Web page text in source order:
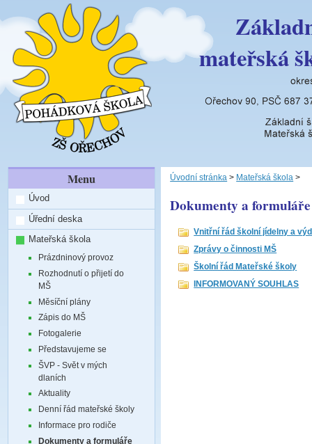
mateřská
Menu
Úvod
Úřední deska
Mateřská škola
Prázdninový provoz
Rozhodnutí o přijetí do
MŠ
Měsíční plány
Zápis do MŠ
Fotogalerie
Představujeme se
ŠVP - Svět v mých
dlaních
Aktuality
Denní řád mateřské školy
Informace pro rodiče
Dokumenty a formuláře
Úvodní stránka > Mateřská škola >
Dokumenty a formuláře
Vnitřní řád školní jídelny a
Zprávy o činnosti MŠ
Školní řád Mateřské školy
INFORMOVANÝ SOUHLAS